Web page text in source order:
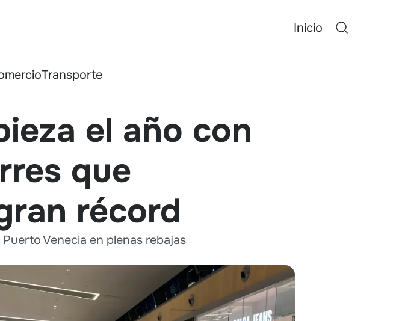
Inicio
Transporte
el año con
que
récord
Venecia en plenas rebajas